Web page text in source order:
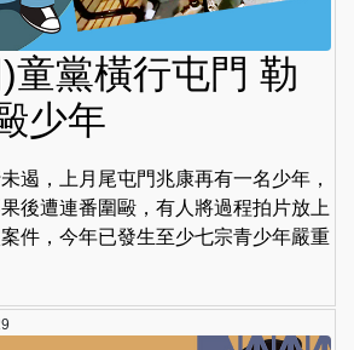
童黨橫行屯門 勒
少年
遏，上月尾屯門兆康再有一名少年，
後遭連番圍毆，有人將過程拍片放上
件，今年已發生至少七宗青少年嚴重